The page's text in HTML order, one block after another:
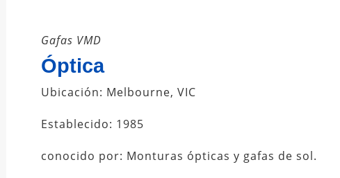
Gafas VMD
Óptica
Ubicación: Melbourne, VIC
Establecido: 1985
conocido por: Monturas ópticas y gafas de sol.